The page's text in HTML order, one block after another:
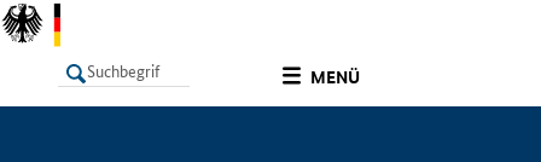
MENÜ